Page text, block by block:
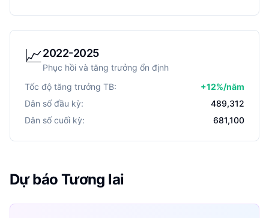
📈2022-2025
Phục hồi và tăng trưởng ổn định
Tốc độ tăng trưởng TB:
+12%/năm
Dân số đầu kỳ:
489,312
Dân số cuối kỳ:
681,100
Dự báo Tương lai